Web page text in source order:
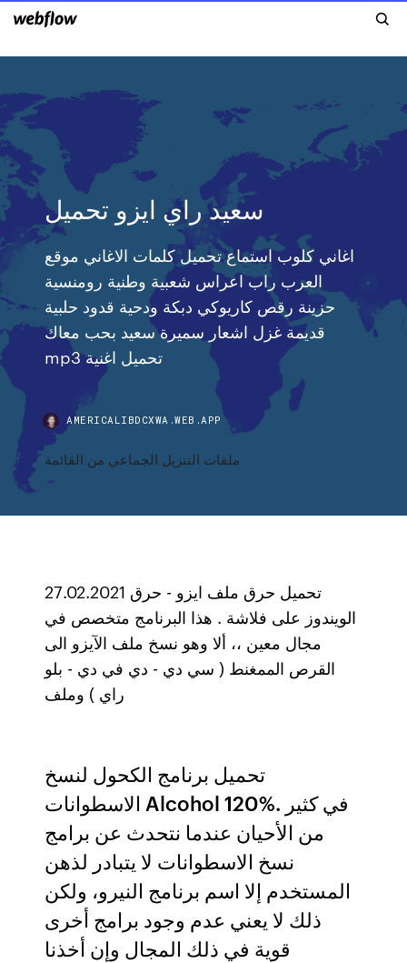
سعيد راي ايزو تحميل
اغاني كلوب استماع تحميل كلمات الاغاني موقع
العرب راب اعراس شعبية وطنية رومنسية
حزينة رقص كاريوكي دبكة ودحية قدود حلبية
قديمة غزل اشعار سميرة سعيد بحب معاك
mp3 تحميل اغنية
AMERICALIBDCXWA.WEB.APP
ملفات التنزيل الجماعي من القائمة
27.02.2021 تحميل حرق ملف ايزو - حرق
الويندوز على فلاشة . هذا البرنامج متخصص في
مجال معين ،، ألا وهو نسخ ملف الآيزو الى
القرص الممغنط ( سي دي - دي في دي - بلو
تحميل برنامج الكحول لنسخ
الاسطوانات Alcohol 120%. في كثير
من الأحيان عندما نتحدث عن برامج
نسخ الاسطوانات لا يتبادر لذهن
المستخدم إلا اسم برنامج النيرو، ولكن
ذلك لا يعني عدم وجود برامج أخرى
قوية في ذلك المجال وإن أخذنا